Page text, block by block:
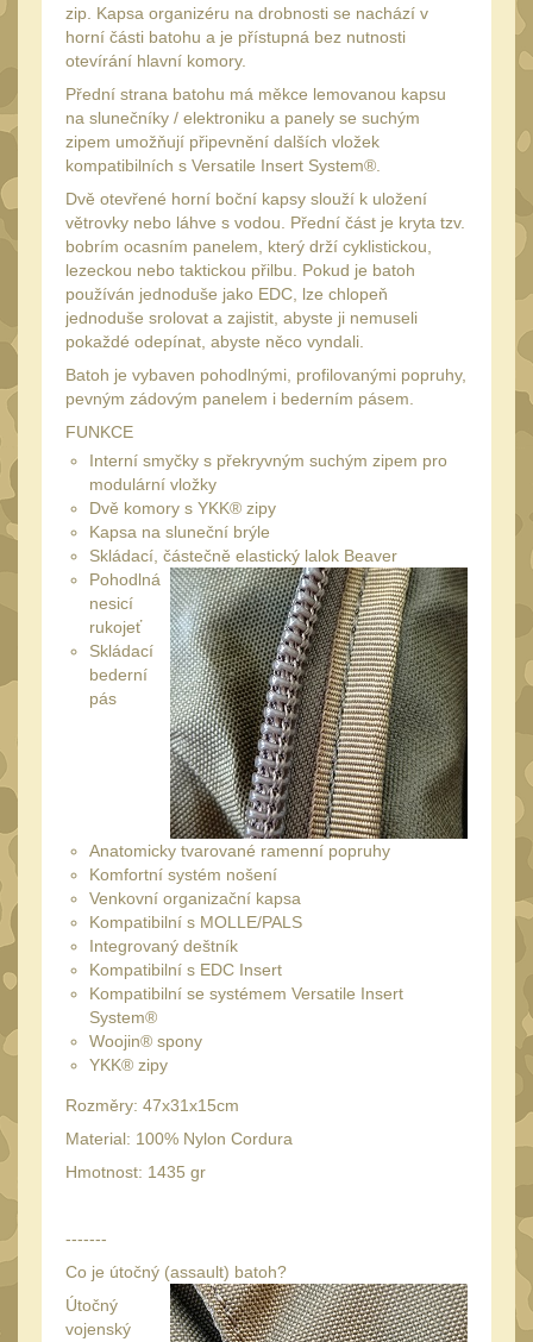
Karabiny a přezky
Kroužky, šňůrky,
koncovky25
Nášivky
Samonavíjecí držáky
Zámky
Nepromokavý potahy a
vaky
Adaptéry33
Láhve 16
Lékárničky
Na přežití 26
Ostatní
MONTÁŽE PRO OPTIKU
Adaptéry a risery40
Boční montáže11
Montáže pro optiku179
45
30mm Picatinny47
30mm Dovetail 14
34mm 31
Montáže pre kolimátory
Ostatní13
Montáže na hlaveň
Montáže pro svítilny
Předpažbí 56
Pre M4/AR15
Ostatní
Pažby51
zip. Kapsa organizéru na drobnosti se nachází v
horní části batohu a je přístupná bez nutnosti
otevírání hlavní komory.
Přední strana batohu má měkce lemovanou kapsu
na slunečníky / elektroniku a panely se suchým
zipem umožňují připevnění dalších vložek
kompatibilních s Versatile Insert System®.
Dvě otevřené horní boční kapsy slouží k uložení
větrovky nebo láhve s vodou. Přední část je kryta tzv.
bobrím ocasním panelem, který drží cyklistickou,
lezeckou nebo taktickou přilbu. Pokud je batoh
používán jednoduše jako EDC, lze chlopeň
jednoduše srolovat a zajistit, abyste ji nemuseli
pokaždé odepínat, abyste něco vyndali.
Batoh je vybaven pohodlnými, profilovanými popruhy,
pevným zádovým panelem i bederním pásem.
FUNKCE
Interní smyčky s překryvným suchým zipem pro
modulární vložky
Dvě komory s YKK® zipy
Kapsa na sluneční brýle
Skládací, částečně elastický lalok Beaver
Pohodlná
nesicí
rukojeť
Skládací
bederní
pás
Anatomicky tvarované ramenní popruhy
Komfortní systém nošení
Venkovní organizační kapsa
Kompatibilní s MOLLE/PALS
Integrovaný deštník
Kompatibilní s EDC Insert
Kompatibilní se systémem Versatile Insert
System®
Woojin® spony
YKK® zipy
Rozměry: 47x31x15cm
Material: 100% Nylon Cordura
Hmotnost: 1435 gr
-------
Co je útočný (assault) batoh?
Útočný
vojenský